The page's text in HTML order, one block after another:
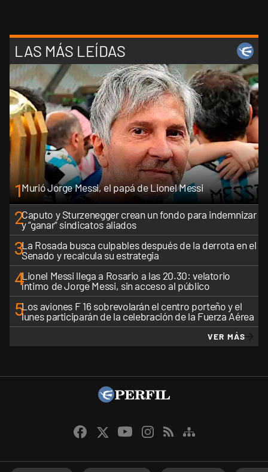
LAS MÁS LEÍDAS
1Murió Jorge Messi, el papá de Lionel Messi
2Caputo y Sturzenegger crean un fondo para indemnizar
y “ganar” sindicatos aliados
3La Rosada busca culpables después de la derrota en el
Senado y recalcula su estrategia
4Lionel Messi llega a Rosario a las 20.30: velatorio
íntimo de Jorge Messi, sin acceso al público
5Los aviones F 16 sobrevolarán el centro porteño y el
lunes participarán de la celebración de la Fuerza Aérea
VER MÁS